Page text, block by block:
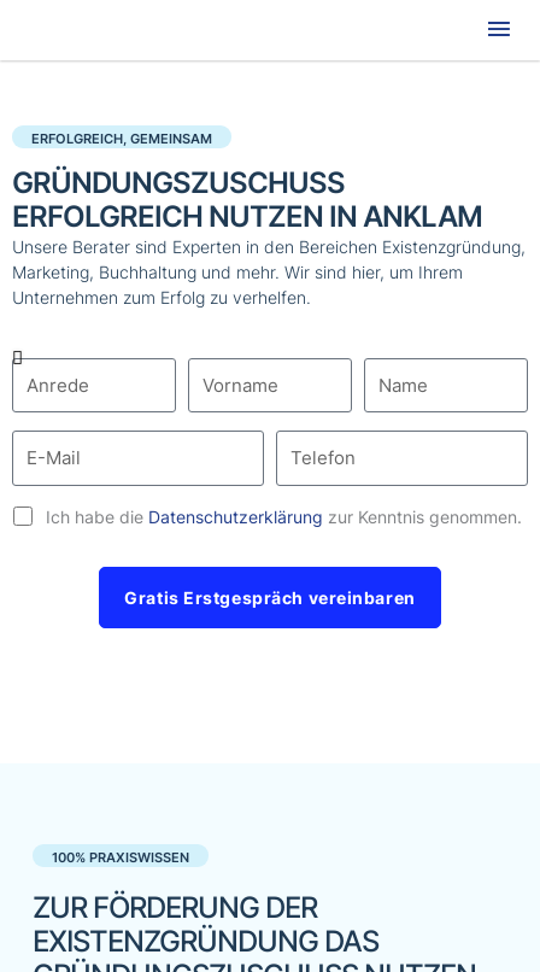
ERFOLGREICH, GEMEINSAM
GRÜNDUNGSZUSCHUSS
ERFOLGREICH NUTZEN IN ANKLAM
Unsere Berater sind Experten in den Bereichen Existenzgründung,
Marketing, Buchhaltung und mehr. Wir sind hier, um Ihrem
Unternehmen zum Erfolg zu verhelfen.
Ich habe die Datenschutzerklärung zur Kenntnis genommen.
Gratis Erstgespräch vereinbaren
100% PRAXISWISSEN
ZUR FÖRDERUNG DER
EXISTENZGRÜNDUNG DAS